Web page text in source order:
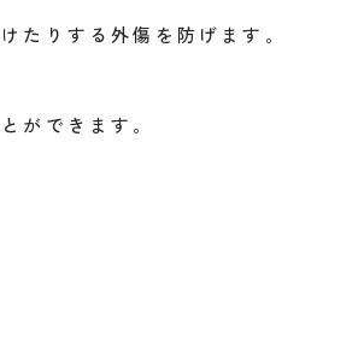
たりする外傷を防げます。
ができます。